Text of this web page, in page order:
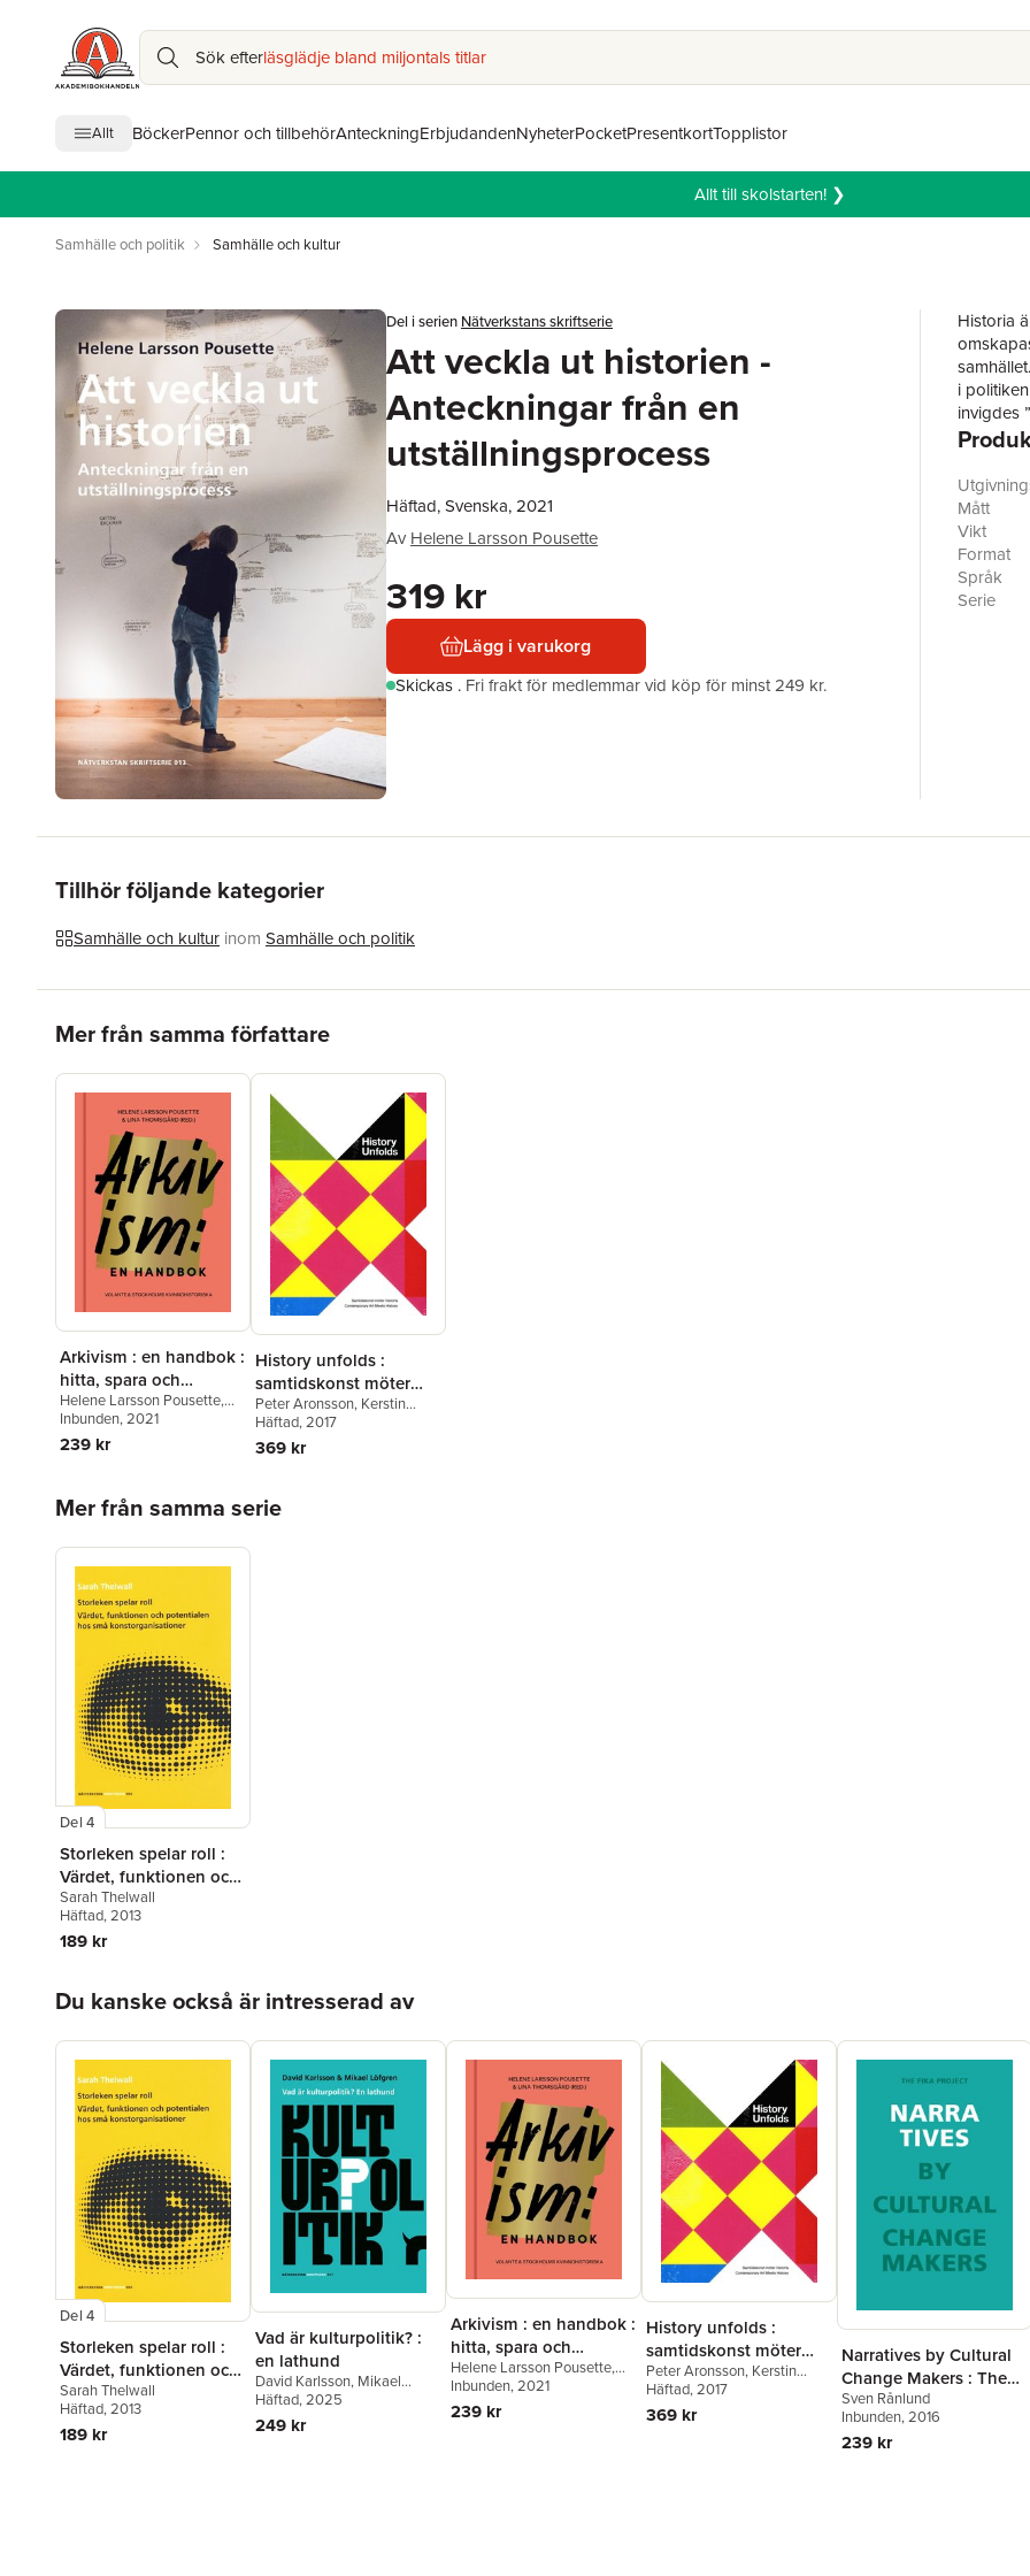
Sök efterläsglädje bland miljontals titlar
Allt BöckerPennor och tillbehörAnteckningErbjudandenNyheterPocketPresentkortTopplistor
Allt till skolstarten! ❯
Samhälle och politik Samhälle och kultur
Del i serien Nätverkstans skriftserie
Att veckla ut historien -
Anteckningar från en
utställningsprocess
Häftad, Svenska, 2021
Av Helene Larsson Pousette
319 kr
Lägg i varukorg
Skickas . Fri frakt för medlemmar vid köp för minst 249 kr.
Historia
i
invigdes
museet i
mitt
valts till
ställde
på
Mått
Vikt
Format
Språk
Serie
Tillhör följande kategorier
Samhälle och kultur inom Samhälle och politik
Mer från samma författare
Arkivism : en handbok :
hitta, spara och
organisera för
framtidens
historieskrivning
Helene Larsson Pousette,
Lina Thomsgård
Marie Steinrund
Qviberg
Inbunden, 2021
239 kr
History unfolds :
samtidskonst möter
historia / contemporary
art meets history
Peter Aronsson, Kerstin
Cassel,Maria Jansén
Helene Larsson Pousette
Pia Laskar
Nyman
Svanberg
Häftad, 2017
369 kr
Mer från samma serie
Del 4
Storleken spelar roll :
Värdet, funktionen och
potentialen hos små
konstorganisationer
Sarah Thelwall
Häftad, 2013
189 kr
Du kanske också är intresserad av
Del 4
Storleken spelar roll :
Värdet, funktionen och
potentialen hos små
konstorganisationer
Sarah Thelwall
Häftad, 2013
189 kr
Vad är kulturpolitik? :
en lathund
David Karlsson, Mikael
Löfgren
Häftad, 2025
249 kr
Arkivism : en handbok :
hitta, spara och
organisera för
framtidens
historieskrivning
Helene Larsson Pousette,
Lina Thomsgård
Marie Steinrund
Qviberg
Inbunden, 2021
239 kr
History unfolds :
samtidskonst möter
historia / contemporary
art meets history
Peter Aronsson, Kerstin
Cassel,Maria Jansén
Helene Larsson Pousette
Pia Laskar
Häftad, 2017
369 kr
Narratives by Cultural
Change Makers : The
Fika project
Sven Rånlund
Inbunden, 2016
239 kr